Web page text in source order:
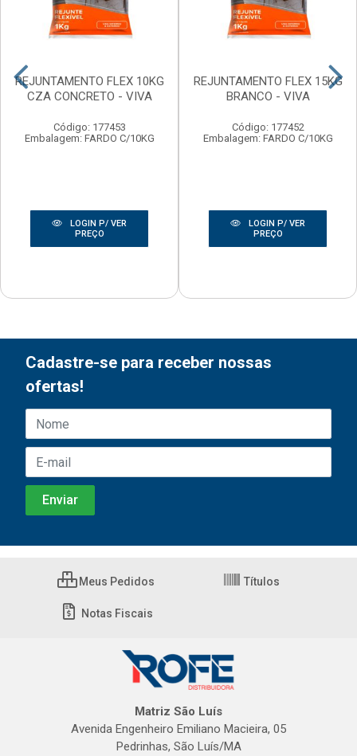
REJUNTAMENTO FLEX 10KG
CZA CONCRETO - VIVA
Código: 177453
Embalagem: FARDO C/10KG
LOGIN P/ VER
PREÇO
REJUNTAMENTO FLEX 15KG
BRANCO - VIVA
Código: 177452
Embalagem: FARDO C/10KG
LOGIN P/ VER
PREÇO
Cadastre-se para receber nossas
ofertas!
Meus Pedidos Títulos
Notas Fiscais
Matriz São Luís
Avenida Engenheiro Emiliano Macieira, 05
Pedrinhas, São Luís/MA